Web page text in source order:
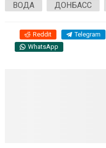
ВОДА ДОНБАСС
Reddit Telegram
WhatsApp